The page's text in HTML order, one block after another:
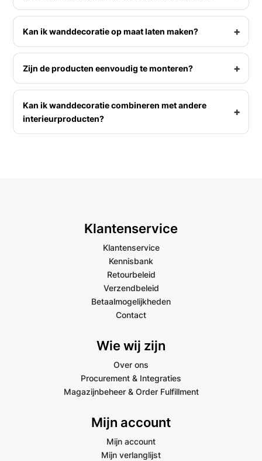
Kan ik wanddecoratie op maat laten maken?
Zijn de producten eenvoudig te monteren?
Kan ik wanddecoratie combineren met andere
interieurproducten?
Klantenservice
Klantenservice
Kennisbank
Retourbeleid
Verzendbeleid
Betaalmogelijkheden
Contact
Wie wij zijn
Over ons
Procurement & Integraties
Magazijnbeheer & Order Fulfillment
Mijn account
Mijn account
Mijn verlanglijst